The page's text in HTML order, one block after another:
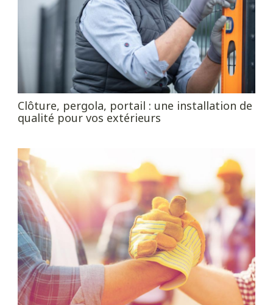
Clôture, pergola, portail : une installation de
qualité pour vos extérieurs